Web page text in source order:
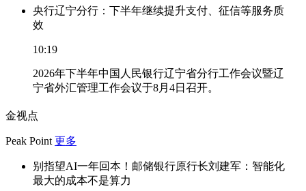
央行辽宁分行：下半年继续提升支付、征信等服务质
效
10:19
2026年下半年中国人民银行辽宁省分行工作会议暨辽
宁省外汇管理工作会议于8月4日召开。
金视点
Peak Point 更多
别指望AI一年回本！邮储银行原行长刘建军：智能化
最大的成本不是算力